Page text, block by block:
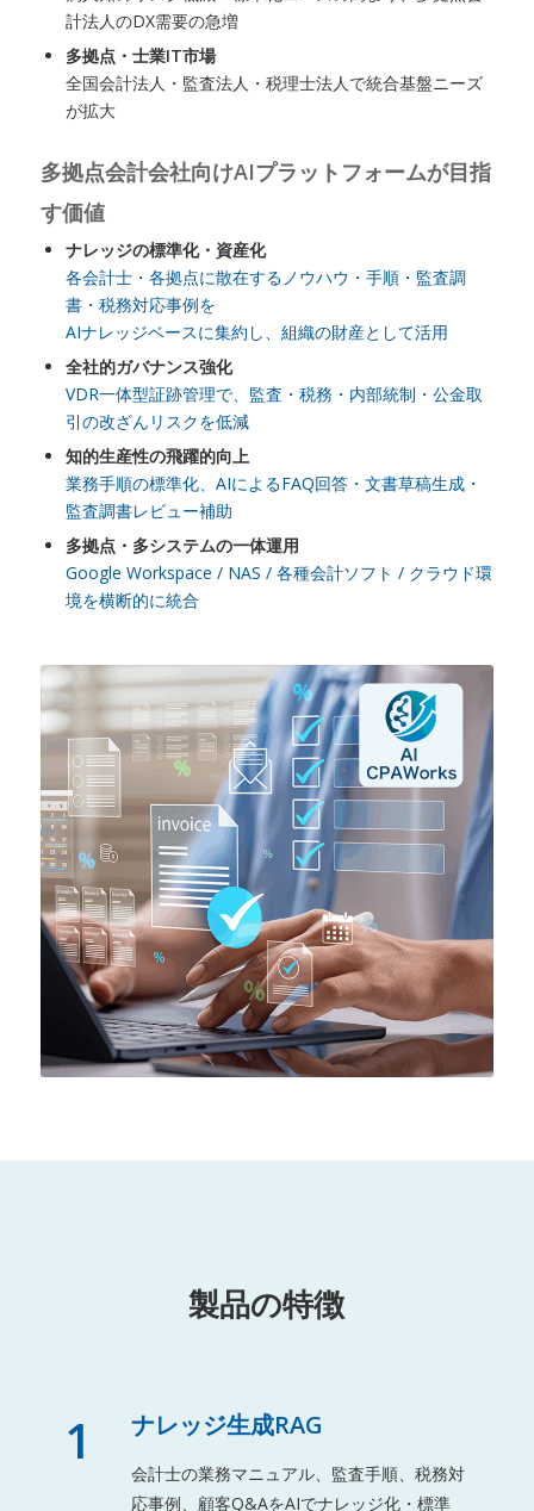
計法人のDX需要の急増
多拠点・士業IT市場
全国会計法人・監査法人・税理士法人で統合基盤ニーズ
が拡大
多拠点会計会社向けAIプラットフォームが目指
す価値
ナレッジの標準化・資産化
各会計士・各拠点に散在するノウハウ・手順・監査調
書・税務対応事例を
AIナレッジベースに集約し、組織の財産として活用
全社的ガバナンス強化
VDR一体型証跡管理で、監査・税務・内部統制・公金取
引の改ざんリスクを低減
知的生産性の飛躍的向上
業務手順の標準化、AIによるFAQ回答・文書草稿生成・
監査調書レビュー補助
多拠点・多システムの一体運用
Google Workspace / NAS / 各種会計ソフト / クラウド環
境を横断的に統合
製品の特徴
1 ナレッジ生成RAG
会計士の業務マニュアル、監査手順、税務対
応事例、顧客Q&AをAIでナレッジ化・標準